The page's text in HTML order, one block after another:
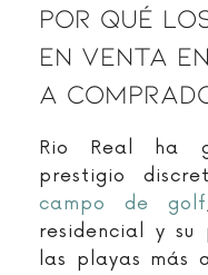
Por Qué
En Venta
A
Rio Real ha
prestigio
campo de golf
residencial y su
las playas más